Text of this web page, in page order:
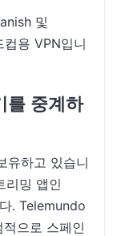
및
용 VPN입니
를 중계하
유하고 있습니
리밍 앱인
. Telemundo
으로 스페인